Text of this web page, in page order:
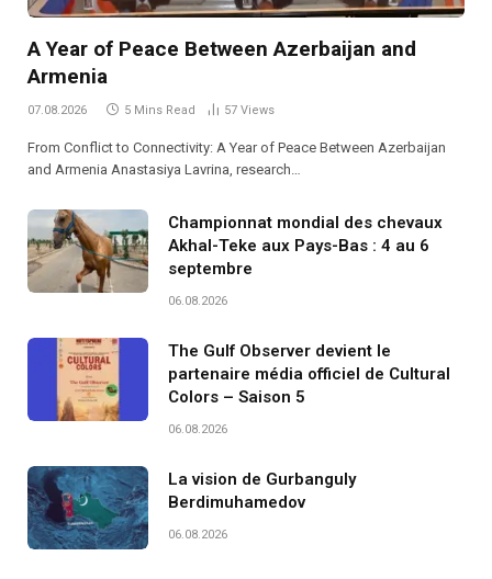
A Year of Peace Between Azerbaijan and
Armenia
07.08.2026 5 Mins Read 57 Views
From Conflict to Connectivity: A Year of Peace Between Azerbaijan
and Armenia Anastasiya Lavrina, research…
Championnat mondial des chevaux
Akhal-Teke aux Pays-Bas : 4 au 6
septembre
06.08.2026
The Gulf Observer devient le
partenaire média officiel de Cultural
Colors – Saison 5
06.08.2026
La vision de Gurbanguly
Berdimuhamedov
06.08.2026